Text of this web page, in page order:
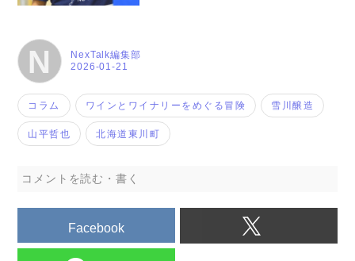
N 2026-01-21
NexTalk編集部
コラム ワインとワイナリーをめぐる冒険 雪川醸造
山平哲也 北海道東川町
コメントを読む・書く
Facebook